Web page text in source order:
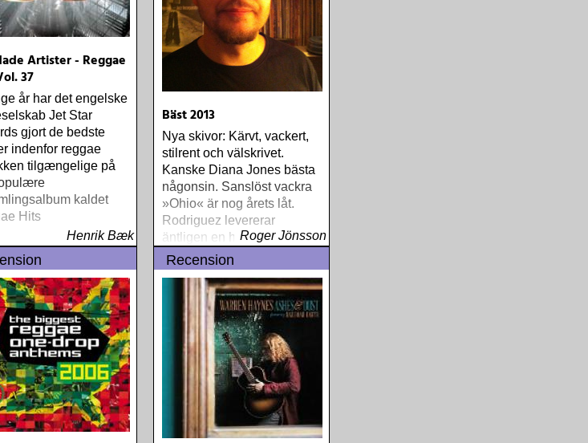
Artister - Reggae
37
år har det engelske
Jet Star
gjort de bedste
indenfor reggae
tilgængelige på
kaldet
Hits
Henrik Bæk
Bäst 2013
Nya skivor: Kärvt, vackert,
stilrent och välskrivet.
Kanske Diana Jones bästa
någonsin. Sanslöst vackra
»Ohio« är nog årets låt.
Rodriguez levererar
äntligen en helgjuten
soloskiva
Roger Jönsson
Recension